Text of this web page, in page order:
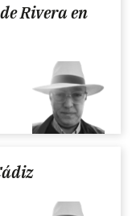
Rivera en